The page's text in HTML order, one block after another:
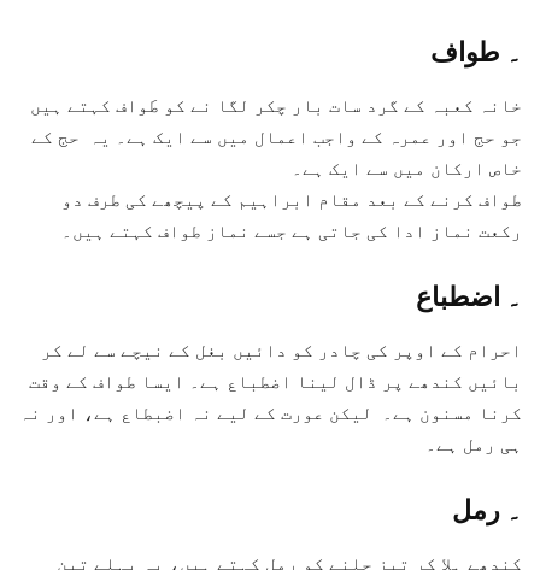
۔ طواف
خانہ کعبہ کے گرد سات بار چکر لگا نے کو طَواف کہتے ہیں
جو حج اور عمرہ کے واجب اعمال میں سے ایک ہے۔ یہ حج کے
خاص ارکان میں سے ایک ہے۔
طواف کرنے کے بعد مقام ابراہیم کے پیچھے کی طرف دو
رکعت نماز ادا کی جاتی ہے جسے نماز طواف کہتے ہیں۔
۔ اضطباع
احرام کے اوپر کی چادر کو دائیں بغل کے نیچے سے لے کر
بائیں کندھے پر ڈال لینا اضطباع ہے۔ ایسا طواف کے وقت
کرنا مسنون ہے۔ لیکن عورت کے لیے نہ اضبطاع ہے، اور نہ
ہی رمل ہے۔
۔ رمل
کندھے ہلا کر تیز چلنے کو رمل کہتے ہیں، یہ پہلے تین